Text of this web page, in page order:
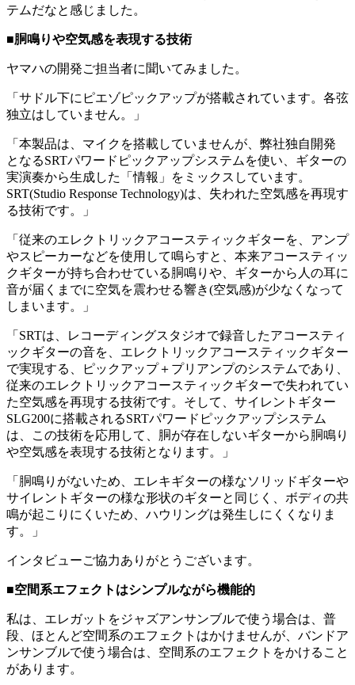
テムだなと感じました。
■胴鳴りや空気感を表現する技術
ヤマハの開発ご担当者に聞いてみました。
「サドル下にピエゾピックアップが搭載されています。各弦
独立はしていません。」
「本製品は、マイクを搭載していませんが、弊社独自開発
となるSRTパワードピックアップシステムを使い、ギターの
実演奏から生成した「情報」をミックスしています。
SRT(Studio Response Technology)は、失われた空気感を再現す
る技術です。」
「従来のエレクトリックアコースティックギターを、アンプ
やスピーカーなどを使用して鳴らすと、本来アコースティッ
クギターが持ち合わせている胴鳴りや、ギターから人の耳に
音が届くまでに空気を震わせる響き(空気感)が少なくなって
しまいます。」
「SRTは、レコーディングスタジオで録音したアコースティ
ックギターの音を、エレクトリックアコースティックギター
で実現する、ピックアップ＋プリアンプのシステムであり、
従来のエレクトリックアコースティックギターで失われてい
た空気感を再現する技術です。そして、サイレントギター
SLG200に搭載されるSRTパワードピックアップシステム
は、この技術を応用して、胴が存在しないギターから胴鳴り
や空気感を表現する技術となります。」
「胴鳴りがないため、エレキギターの様なソリッドギターや
サイレントギターの様な形状のギターと同じく、ボディの共
鳴が起こりにくいため、ハウリングは発生しにくくなりま
す。」
インタビューご協力ありがとうございます。
■空間系エフェクトはシンプルながら機能的
私は、エレガットをジャズアンサンブルで使う場合は、普
段、ほとんど空間系のエフェクトはかけませんが、バンドア
ンサンブルで使う場合は、空間系のエフェクトをかけること
があります。